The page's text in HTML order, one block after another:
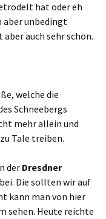
hat oder eh
aber unbedingt
aber auch sehr schön.
welche die
Schneebergs
mehr allein und
Tale treiben.
der Dresdner
Die sollten wir auf
kann man von hier
sehen. Heute reichte